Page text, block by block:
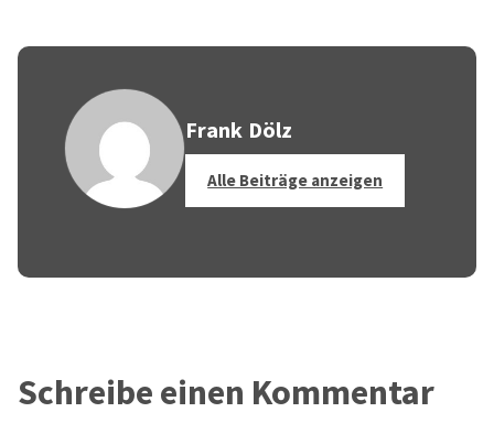
Frank Dölz
Alle Beiträge anzeigen
Schreibe einen Kommentar